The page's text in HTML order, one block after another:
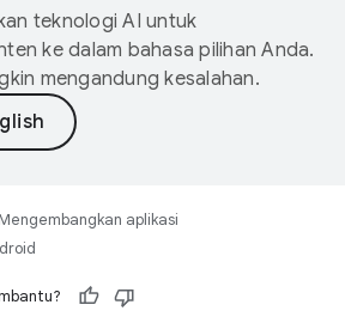
teknologi AI untuk
ke dalam bahasa pilihan Anda.
mengandung kesalahan.
Mengembangkan aplikasi